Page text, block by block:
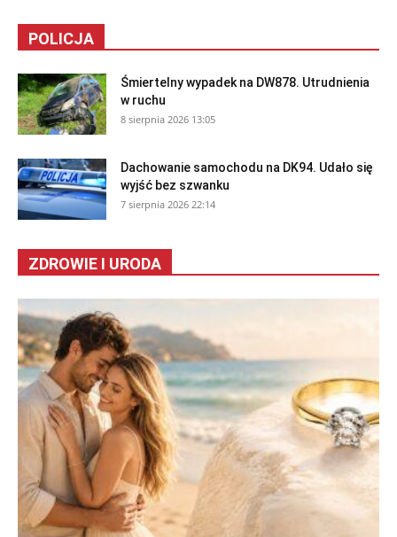
POLICJA
Śmiertelny wypadek na DW878. Utrudnienia
w ruchu
8 sierpnia 2026 13:05
Dachowanie samochodu na DK94. Udało się
wyjść bez szwanku
7 sierpnia 2026 22:14
ZDROWIE I URODA